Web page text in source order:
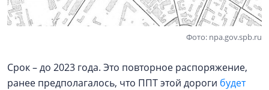
Фото: npa.gov.spb.ru
Срок – до 2023 года. Это повторное распоряжение,
ранее предполагалось, что ППТ этой дороги будет